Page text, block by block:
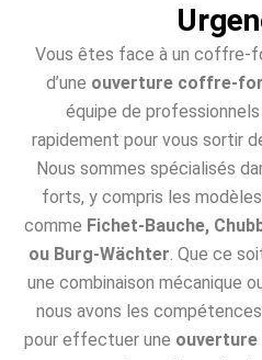
Vous êtes face à un coffre-
d’une ouverture coffre-
équipe de
rapidement pour vous sortir
Nous sommes spécialisés
forts, y compris les
comme Fichet-Bauche,
ou Burg-Wächter . Que ce
une combinaison mécanique
nous avons les
pour effectuer une